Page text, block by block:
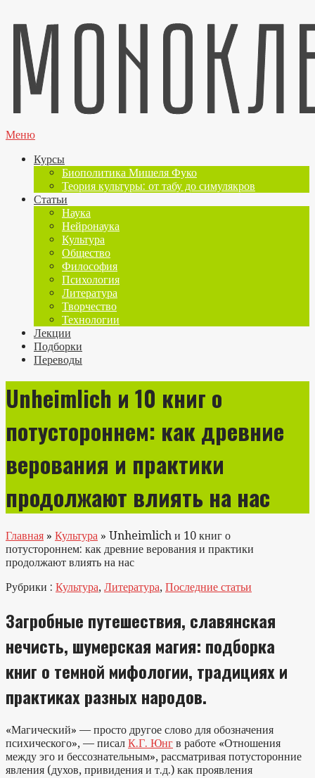
Меню
Курсы
Биополитика Мишеля Фуко
Теория культуры: от табу до симулякров
Статьи
Наука
Нейронаука
Культура
Общество
Философия
Психология
Литература
Творчество
Технологии
Лекции
Подборки
Переводы
Unheimlich и 10 книг о
потустороннем: как древние
верования и практики
продолжают влиять на нас
Главная » Культура » Unheimlich и 10 книг о
потустороннем: как древние верования и практики
продолжают влиять на нас
Рубрики : Культура, Литература, Последние статьи
Загробные путешествия, славянская
нечисть, шумерская магия: подборка
книг о темной мифологии, традициях и
практиках разных народов.
«Магический» — просто другое слово для обозначения
психического», — писал К.Г. Юнг в работе «Отношения
между эго и бессознательным», рассматривая потусторонние
явления (духов, привидения и т.д.) как проявления